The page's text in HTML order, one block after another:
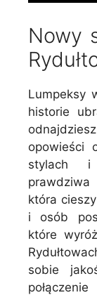
Nowy
Lumpeksy
historie
opowieści
stylach i
prawdziwa
która
i osób
które
sobie